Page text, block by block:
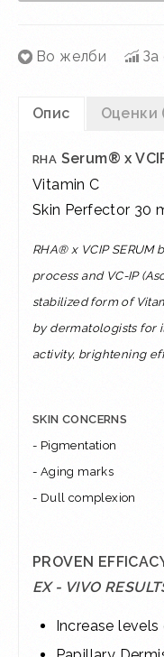
Во желби За
Опис Оценки
RHA Serum® x
Vitamin C
Skin Perfector 30
RHA® x VCIP
process and VC-IP
stabilized form of
by dermatologists for
activity, brightening
SKIN CONCERNS
- Pigmentation
- Aging marks
- Dull complexion
PROVEN
EX - VIVO
Increase